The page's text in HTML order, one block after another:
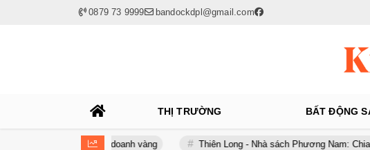
0879 73 9999 bandockdpl@gmail.com
THỊ TRƯỜNG BẤT ĐỘNG
trong kinh doanh vàng Thiên Long - Nhà sách Phương Nam: Chia tay sau